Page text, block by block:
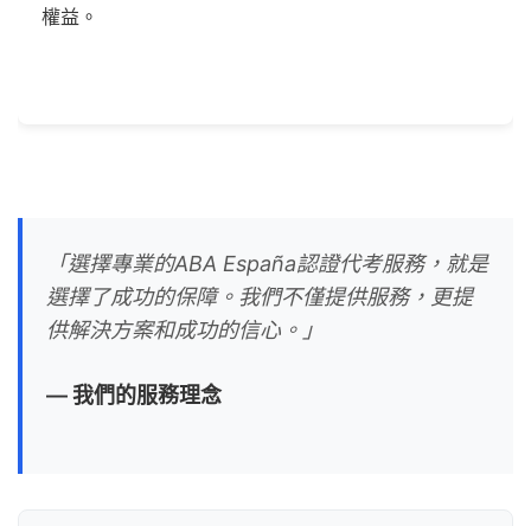
權益。
「選擇專業的ABA España認證代考服務，就是
選擇了成功的保障。我們不僅提供服務，更提
供解決方案和成功的信心。」
— 我們的服務理念